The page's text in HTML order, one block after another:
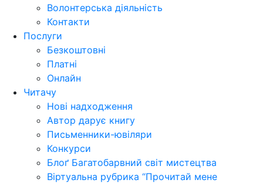
Волонтерська діяльність
Контакти
Послуги
Безкоштовні
Платні
Онлайн
Читачу
Нові надходження
Автор дарує книгу
Письменники-ювіляри
Конкурси
Блоґ Багатобарвний світ мистецтва
Віртуальна рубрика “Прочитай мене